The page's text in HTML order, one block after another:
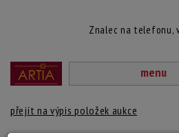
Znalec na telefonu,
menu
přejít na výpis položek aukce